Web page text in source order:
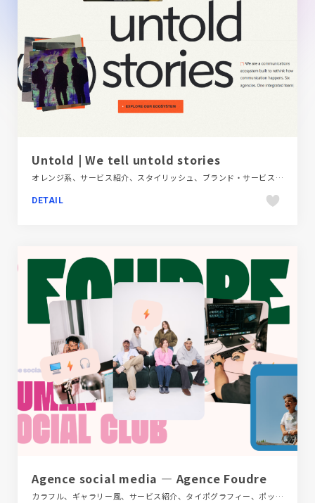
Untold | We tell untold stories
オレンジ系、サービス紹介、スタイリッシュ、ブランド・サービスサイト、ベージュ・ゴールド系、モーション多め、手書き・ハンドメイド
DETAIL
Agence social media — Agence Foudre
カラフル、ギャラリー風、サービス紹介、タイポグラフィー、ポップ、メディアサイト